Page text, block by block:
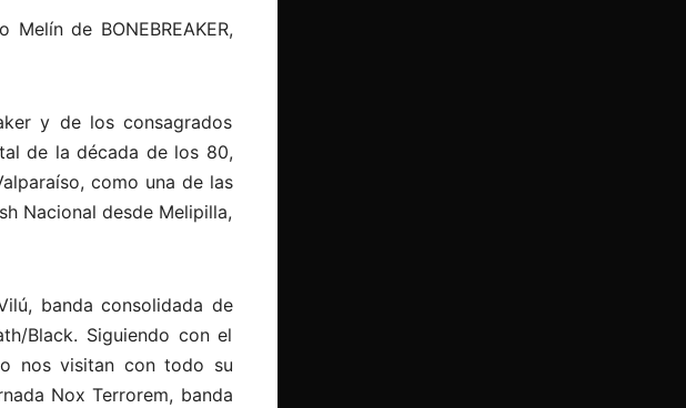
de BONEBREAKER,
y de los consagrados
de la década de los 80,
como una de las
Nacional desde Melipilla,
banda consolidada de
Black. Siguiendo con el
nos visitan con todo su
Nox Terrorem, banda